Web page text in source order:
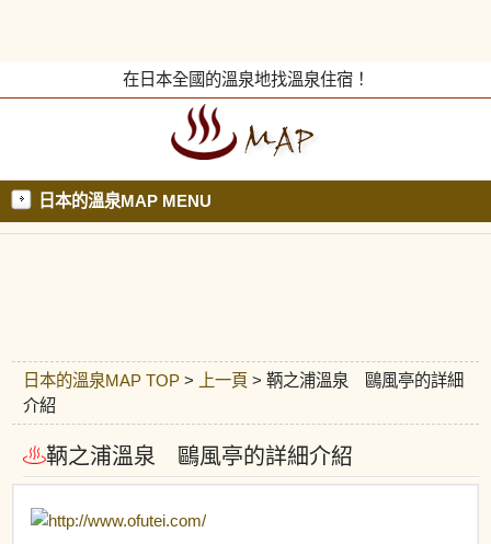
在日本全國的溫泉地找溫泉住宿！
日本的溫泉MAP MENU
日本的溫泉MAP TOP > 上一頁 > 鞆之浦溫泉 鷗風亭的詳細
介紹
鞆之浦溫泉 鷗風亭的詳細介紹